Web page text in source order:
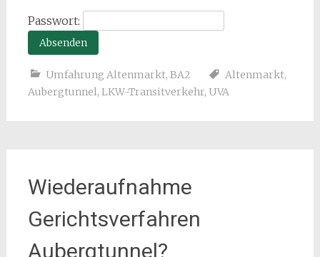
Passwort:
Umfahrung Altenmarkt, BA2 Altenmarkt,
Aubergtunnel, LKW-Transitverkehr, UVA
Wiederaufnahme
Gerichtsverfahren
Aubergtunnel?